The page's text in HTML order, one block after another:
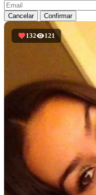
Cancelar Confirmar
132 121